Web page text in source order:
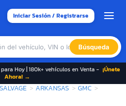
Iniciar Sesión / Registrarse
Búsqueda
Hoy | 180k+ vehículos en Venta - ¡Únete
Ahora! →
ARKANSAS
GMC